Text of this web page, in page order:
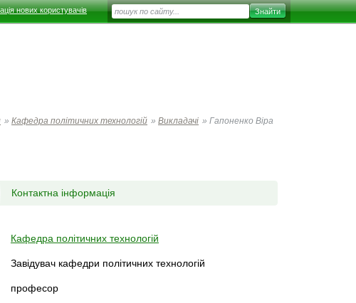
нових користувачів
» Кафедра політичних технологій » Викладачі » Гапоненко Віра
Контактна інформація
Кафедра політичних технологій
Завідувач кафедри політичних технологій
професор